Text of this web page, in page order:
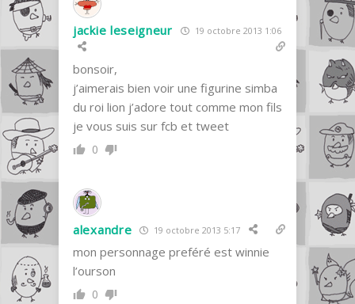
jackie leseigneur 19 octobre 2013 1:06
bonsoir,
j’aimerais bien voir une figurine simba
du roi lion j’adore tout comme mon fils
je vous suis sur fcb et tweet
0
alexandre 19 octobre 2013 5:17
mon personnage preféré est winnie
l’ourson
0